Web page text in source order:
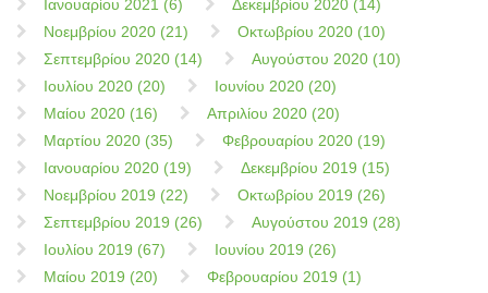
Ιανουαρίου 2021 (6)
Δεκεμβρίου 2020 (14)
Νοεμβρίου 2020 (21)
Οκτωβρίου 2020 (10)
Σεπτεμβρίου 2020 (14)
Αυγούστου 2020 (10)
Ιουλίου 2020 (20)
Ιουνίου 2020 (20)
Μαίου 2020 (16)
Απριλίου 2020 (20)
Μαρτίου 2020 (35)
Φεβρουαρίου 2020 (19)
Ιανουαρίου 2020 (19)
Δεκεμβρίου 2019 (15)
Νοεμβρίου 2019 (22)
Οκτωβρίου 2019 (26)
Σεπτεμβρίου 2019 (26)
Αυγούστου 2019 (28)
Ιουλίου 2019 (67)
Ιουνίου 2019 (26)
Μαίου 2019 (20)
Φεβρουαρίου 2019 (1)